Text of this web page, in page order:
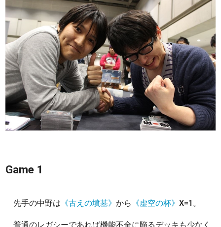
Game 1
先手の中野は 《古えの墳墓》から 《虚空の杯》X=1。
普通のレガシーであれば機能不全に陥るデッキも少なく